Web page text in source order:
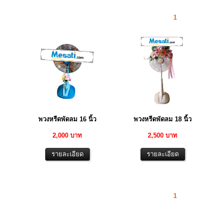
1
พวงหรีดพัดลม 16 นิ้ว
2,000 บาท
พวงหรีดพัดลม 18 นิ้ว
2,500 บาท
1